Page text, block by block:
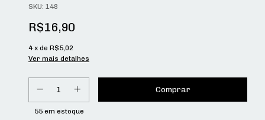
SKU: 148
R$16,90
4 x de R$5,02
Ver mais detalhes
55em estoque